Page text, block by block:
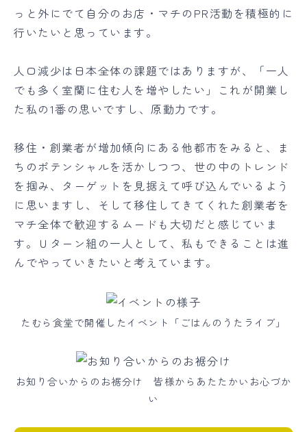
っと外にでて自分のお店・マチのPR活動を積極的に
行いたいと思っています。
人口減少は日本全体の課題ではありますが、「一人
でも多く室蘭に住む人を増やしたい」これが開業し
た私の1番の思いですし、原動力です。
移住・創業者が増加傾向にある他都市をみると、ま
ちのポテンシャルを活かしつつ、世の中のトレンド
を掴み、ターゲットを見据えて呼び込んでいるよう
に思いますし、そして移住してきてくれた創業者を
マチ全体で歓迎するムードも大切だと感じていま
す。Ｕターン組の一人として、私もできることは進
んでやっていきたいと考えています。
たむら食堂で開催したイベント「ごはんのうたライブ」
お知り合いからのお裾分け 皆様からあたたかいお心づか
い